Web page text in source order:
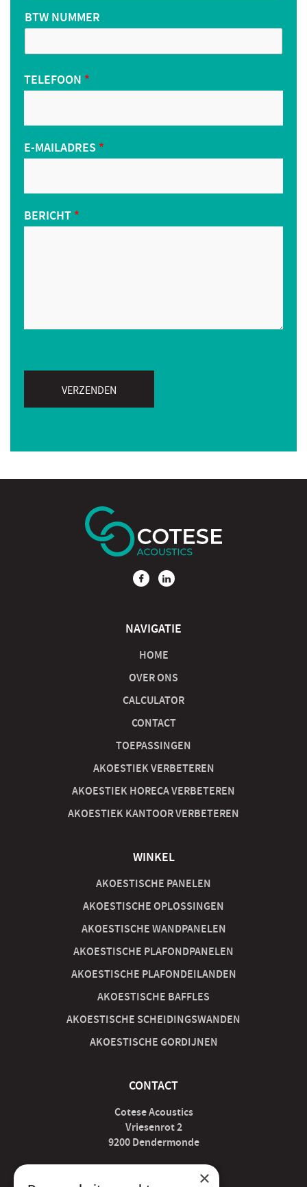
BTW NUMMER
TELEFOON *
E-MAILADRES *
BERICHT *
VERZENDEN
NAVIGATIE
HOME
OVER ONS
CALCULATOR
CONTACT
TOEPASSINGEN
AKOESTIEK VERBETEREN
AKOESTIEK HORECA VERBETEREN
AKOESTIEK KANTOOR VERBETEREN
WINKEL
AKOESTISCHE PANELEN
AKOESTISCHE OPLOSSINGEN
AKOESTISCHE WANDPANELEN
AKOESTISCHE PLAFONDPANELEN
AKOESTISCHE PLAFONDEILANDEN
AKOESTISCHE BAFFLES
AKOESTISCHE SCHEIDINGSWANDEN
AKOESTISCHE GORDIJNEN
CONTACT
Cotese Acoustics
Vriesenrot 2
9200 Dendermonde
acoustics@cotese.be×